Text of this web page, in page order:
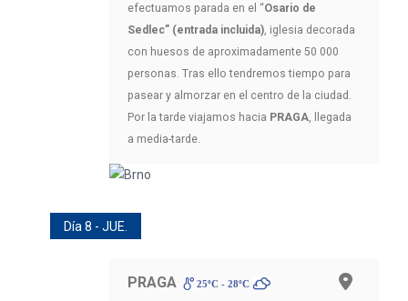
efectuamos parada en el “Osario de
Sedlec” (entrada incluida) , iglesia decorada
con huesos de aproximadamente 50 000
personas. Tras ello tendremos tiempo para
pasear y almorzar en el centro de la ciudad.
Por la tarde viajamos hacia PRAGA , llegada
a media-tarde.
Día 8 - JUE.
PRAGA 25ºC - 28ºC